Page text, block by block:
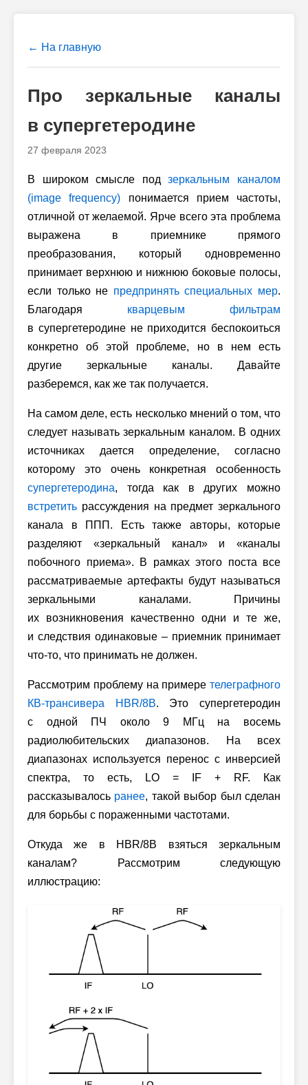
← На главную
Про зеркальные каналы
в супергетеродине
27 февраля 2023
В широком смысле подзеркальным каналом
(image frequency) понимается прием частоты,
отличной от желаемой. Ярче всего эта проблема
выражена в приемнике прямого
преобразования, который одновременно
принимает верхнюю и нижнюю боковые полосы,
если только не предпринять специальных мер.
Благодаря кварцевым фильтрам
в супергетеродине не приходится беспокоиться
конкретно об этой проблеме, но в нем есть
другие зеркальные каналы. Давайте
разберемся, как же так получается.
На самом деле, есть несколько мнений о том, что
следует называть зеркальным каналом. В одних
источниках дается определение, согласно
которому это очень конкретная особенность
супергетеродина, тогда как в других можно
встретить рассуждения на предмет зеркального
канала в ППП. Есть также авторы, которые
разделяют «зеркальный канал» и «каналы
побочного приема». В рамках этого поста все
рассматриваемые артефакты будут называться
зеркальными каналами. Причины
их возникновения качественно одни и те же,
и следствия одинаковые – приемник принимает
что-то, что принимать не должен.
Рассмотрим проблему на примере телеграфного
КВ-трансивера HBR/8B. Это супергетеродин
с одной ПЧ около 9 МГц на восемь
радиолюбительских диапазонов. На всех
диапазонах используется перенос с инверсией
спектра, то есть, LO = IF + RF. Как
рассказывалось ранее, такой выбор был сделан
для борьбы с пораженными частотами.
Откуда же в HBR/8B взяться зеркальным
каналам? Рассмотрим следующую
иллюстрацию: